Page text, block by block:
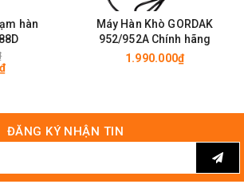
hàn
Máy Hàn Khò GORDAK
952/952A Chính hãng
1.990.000₫
ĐĂNG KÝ NHẬN TIN